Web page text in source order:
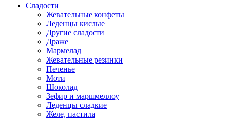
Сладости
Жевательные конфеты
Леденцы кислые
Другие сладости
Драже
Мармелад
Жевательные резинки
Печенье
Моти
Шоколад
Зефир и маршмеллоу
Леденцы сладкие
Желе, пастила